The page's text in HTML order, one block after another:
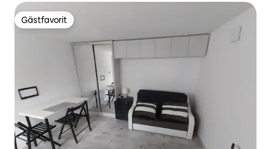
Gästfavorit
Gästfavorit